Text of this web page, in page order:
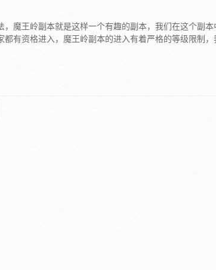
魔王岭副本就是这样一个有趣的副本，我们在这个副本
有资格进入，魔王岭副本的进入有着严格的等级限制，